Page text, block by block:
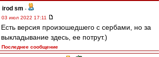
irod sm -
03 июл 2022 17:11
Есть версия произошедшего с сербами, но за
выкладывание здесь, ее потрут.)
Последнее сообщение